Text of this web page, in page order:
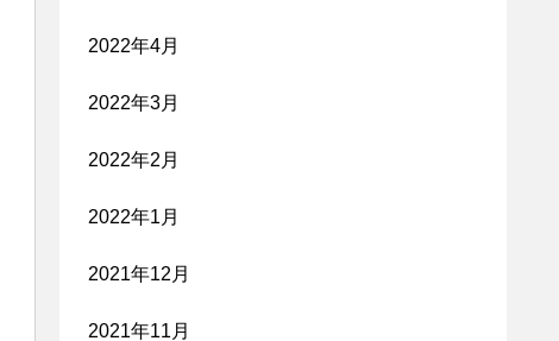
2022年4月
2022年3月
2022年2月
2022年1月
2021年12月
2021年11月